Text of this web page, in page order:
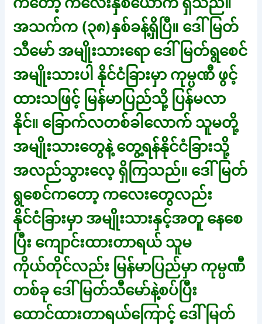
အသက်က (၃၈)နှစ်ခန့်ရှိပြီ။ ဒေါ်မြတ်
သီမော် အမျိုးသားရော ဒေါ်မြတ်ရွစေင်
အမျိုးသားပါ နိုင်ငံခြားမှာ ကုမ္ပဏီ ဖွင့်
ထားသဖြင့် မြန်မာပြည်သို့ ပြန်မလာ
နိုင်။ ခြောက်လတစ်ခါလောက် သူမတို့
အမျိုးသားတွေနဲ့ တွေ့ရန်နိုင်ငံခြားသို့
အလည်သွားလေ့ ရှိကြသည်။ ဒေါ်မြတ်
ရွစေင်ကတော့ ကလေးတွေလည်း
နိုင်ငံခြားမှာ အမျိုးသားနှင့်အတူ နေစေ
ပြီး ကျောင်းထားတာရယ် သူမ
ကိုယ်တိုင်လည်း မြန်မာပြည်မှာ ကုမ္ပဏီ
တစ်ခု ဒေါ်မြတ်သီမော်နဲ့စပ်ပြီး
ထောင်ထားတာရယ်ကြောင့် ဒေါ်မြတ်